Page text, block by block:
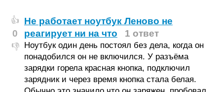
👍
0
👎
Не работает ноутбук Леново не
реагирует ни на что
1 ответ
Ноутбук один день постоял без дела, когда он
понадобился он не включился. У разъёма
зарядки горела красная кнопка, подключил
зарядник и через время кнопка стала белая.